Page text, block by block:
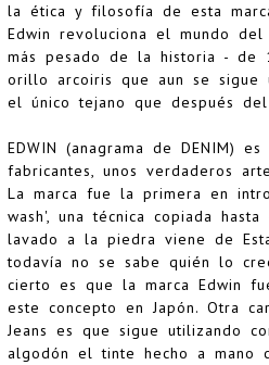
la ética y filosofía de esta
Edwin revoluciona el mundo
más pesado de la historia - de
orillo arcoiris que aun se sigue
el único tejano que después
EDWIN (anagrama de DENIM)
fabricantes, unos verdaderos
La marca fue la primera en
wash', una técnica copiada
lavado a la piedra viene de
todavía no se sabe quién lo
cierto es que la marca Edwin
este concepto en Japón. Otra
Jeans es que sigue utilizando
algodón el tinte hecho a mano